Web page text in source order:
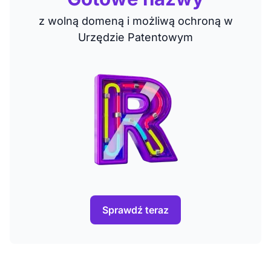
z wolną domeną i możliwą ochroną w
Urzędzie Patentowym
Sprawdź teraz